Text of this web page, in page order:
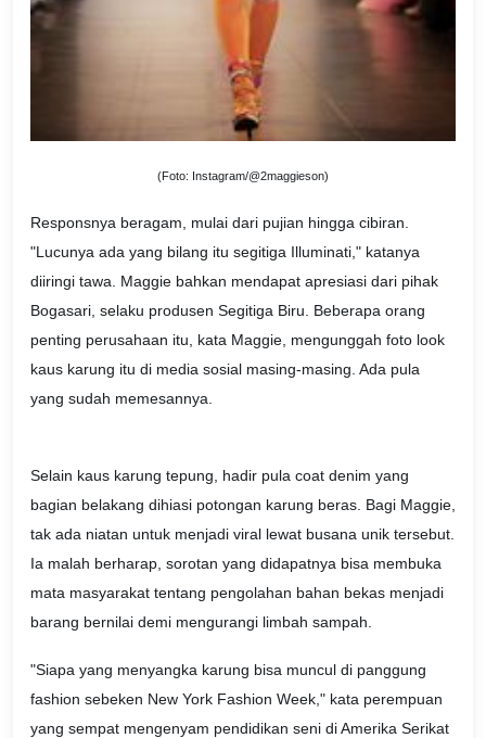
(Foto: Instagram/@2maggieson)
Responsnya beragam, mulai dari pujian hingga cibiran.
"Lucunya ada yang bilang itu segitiga Illuminati," katanya
diiringi tawa. Maggie bahkan mendapat apresiasi dari pihak
Bogasari, selaku produsen Segitiga Biru. Beberapa orang
penting perusahaan itu, kata Maggie, mengunggah foto look
kaus karung itu di media sosial masing-masing. Ada pula
yang sudah memesannya.
Selain kaus karung tepung, hadir pula coat denim yang
bagian belakang dihiasi potongan karung beras. Bagi Maggie,
tak ada niatan untuk menjadi viral lewat busana unik tersebut.
Ia malah berharap, sorotan yang didapatnya bisa membuka
mata masyarakat tentang pengolahan bahan bekas menjadi
barang bernilai demi mengurangi limbah sampah.
"Siapa yang menyangka karung bisa muncul di panggung
fashion sebeken New York Fashion Week," kata perempuan
yang sempat mengenyam pendidikan seni di Amerika Serikat